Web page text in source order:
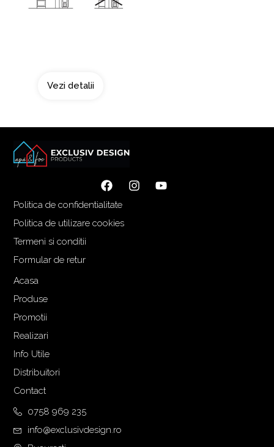
Vezi detalii
Politica de confidentialitate
Politica de utilizare cookies
Termeni si conditii
Formular de retur
Acasa
Produse
Promotii
Realizari
Info Utile
Distribuitori
Contact
0758 969 235
info@exclusivdesign.ro